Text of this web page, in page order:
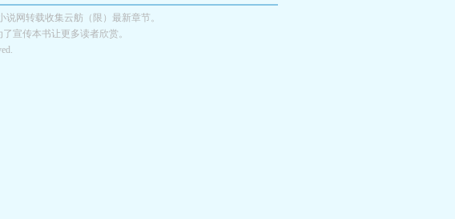
王 怪物聊天群 某美漫的特工 我夺舍了魔皇
网转载收集云舫（限）最新章节。
宣传本书让更多读者欣赏。